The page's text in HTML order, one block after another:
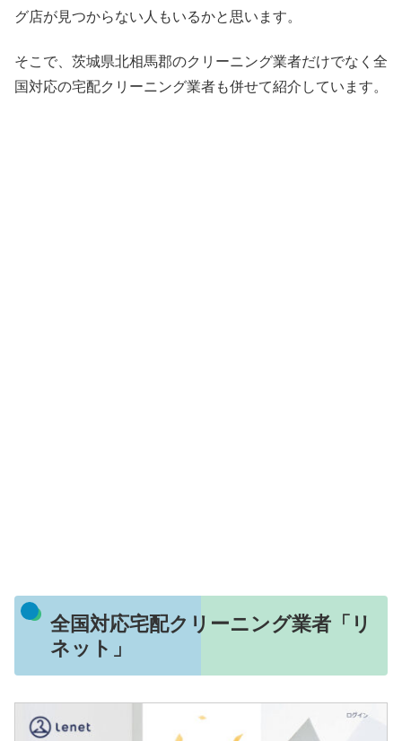
グ店が見つからない人もいるかと思います。
そこで、茨城県北相馬郡のクリーニング業者だけでなく全
国対応の宅配クリーニング業者も併せて紹介しています。
全国対応宅配クリーニング業者「リ
ネット」